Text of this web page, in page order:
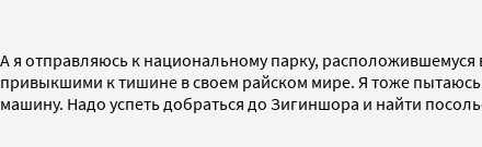
А я отправляюсь к национальному парку,
привыкшими к тишине в своем райском мире. Я тоже
машину. Надо успеть добраться до Зигиншора и найти